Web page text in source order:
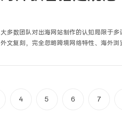
多数团队对出海网站制作的认知局限于多
复刻，完全忽略跨境网络特性、海外浏
层优化的实战经验，我明确看出，出海
4 5 6 7